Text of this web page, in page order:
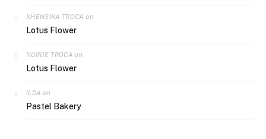
XHENSIKA TROCA on
Lotus Flower
NURIJE TROCAon
Lotus Flower
ILDA on
Pastel Bakery